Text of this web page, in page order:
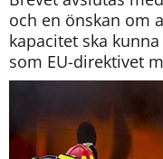
och en önskan om
kapacitet ska
som EU-direktivet